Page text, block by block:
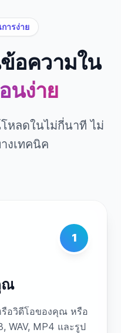
ารง่าย
ข้อความใน
นง่าย
หลดในไม่กี่นาที ไม่
งเทคนิค
1
ณ
รือวิดีโอของคุณ หรือ
WAV, MP4 และรูป